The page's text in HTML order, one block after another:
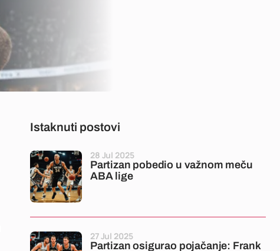
Istaknuti postovi
Partizan pobedio u važnom meču
ABA lige
28 Jul 2025
Partizan osigurao pojačanje: Frank
27 Jul 2025